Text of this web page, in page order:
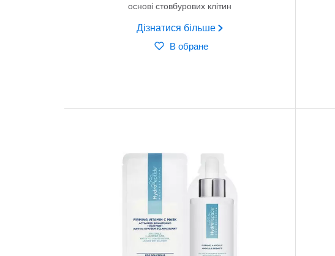
основі стовбурових клітин
Дізнатися більше
В обране